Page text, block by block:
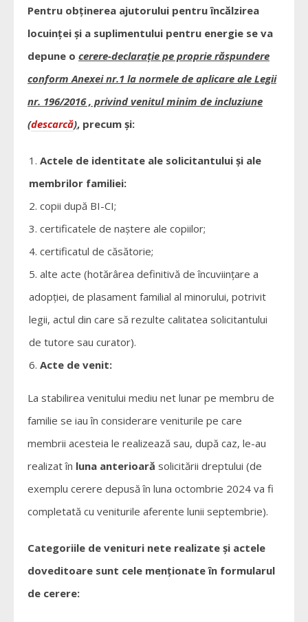
Pentru obținerea ajutorului pentru încălzirea
locuinței și a suplimentului pentru energie se va
depune o cerere-declarație pe proprie răspundere
conform Anexei nr.1 la normele de aplicare ale Legii
nr. 196/2016 , privind venitul minim de incluziune
(descarcă), precum și:
Actele de identitate ale solicitantului şi ale
membrilor familiei:
copii după BI-CI;
certificatele de naştere ale copiilor;
certificatul de căsătorie;
alte acte (hotărârea definitivă de încuviinţare a
adopţiei, de plasament familial al minorului, potrivit
legii, actul din care să rezulte calitatea solicitantului
de tutore sau curator).
Acte de venit:
La stabilirea venitului mediu net lunar pe membru de
familie se iau în considerare veniturile pe care
membrii acesteia le realizează sau, după caz, le-au
realizat în luna anterioară solicitării dreptului (de
exemplu cerere depusă în luna octombrie 2024 va fi
completată cu veniturile aferente lunii septembrie).
Categoriile de venituri nete realizate şi actele
doveditoare sunt cele menţionate în formularul
de cerere: